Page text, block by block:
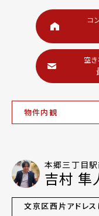
コ
空
物件内観
本郷三丁目
吉村
文京区西片アドレス